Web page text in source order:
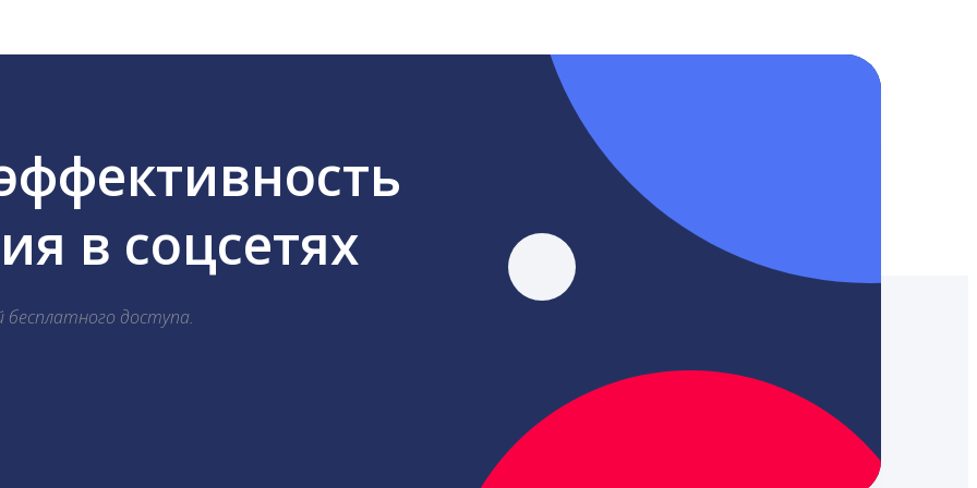
в соцсетях
бесплатного доступа.